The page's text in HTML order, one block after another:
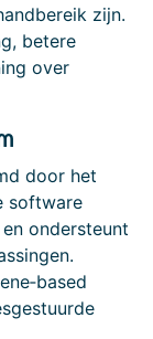
zijn.
betere
over
door het
software
ondersteunt